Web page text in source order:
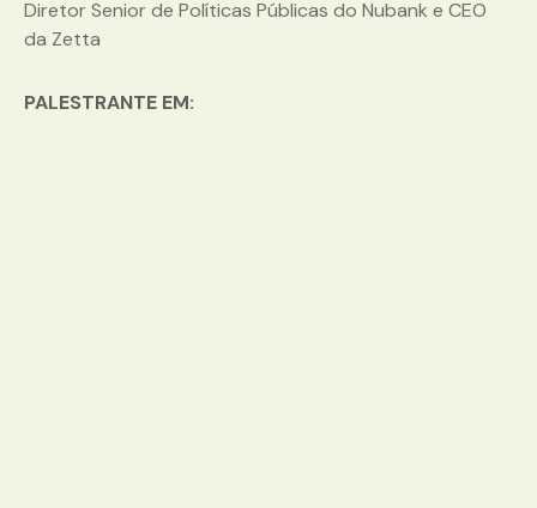
Diretor Senior de Políticas Públicas do Nubank e CEO
da Zetta
PALESTRANTE EM: